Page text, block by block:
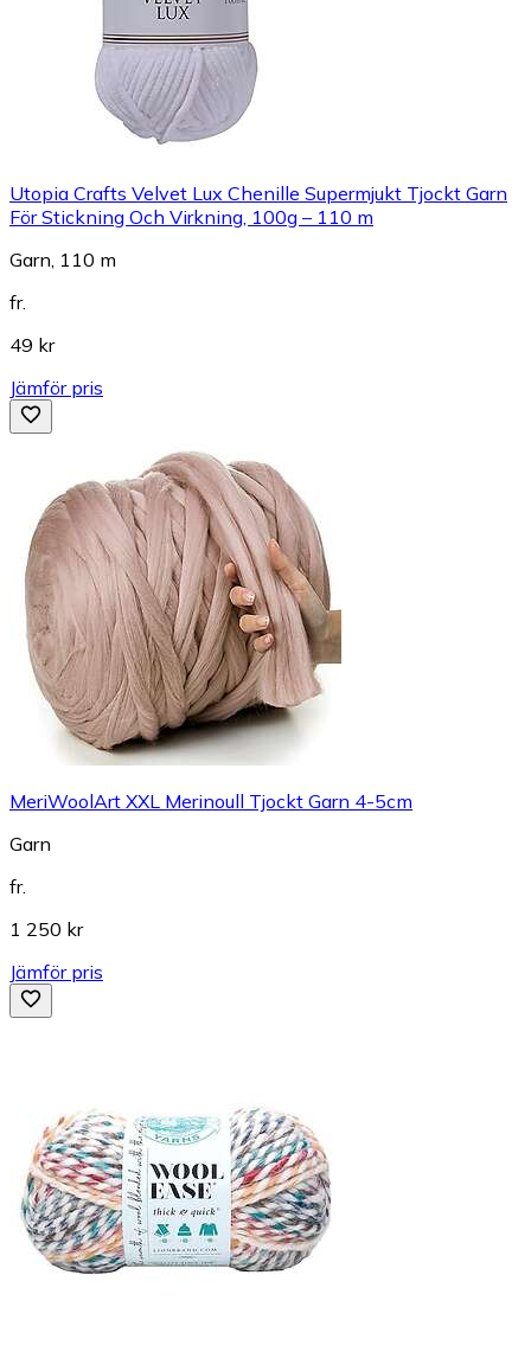
Utopia Crafts Velvet Lux Chenille Supermjukt Tjockt Garn
För Stickning Och Virkning, 100g – 110 m
Garn, 110 m
fr.
49 kr
Jämför pris
MeriWoolArt XXL Merinoull Tjockt Garn 4-5cm
Garn
fr.
1 250 kr
Jämför pris